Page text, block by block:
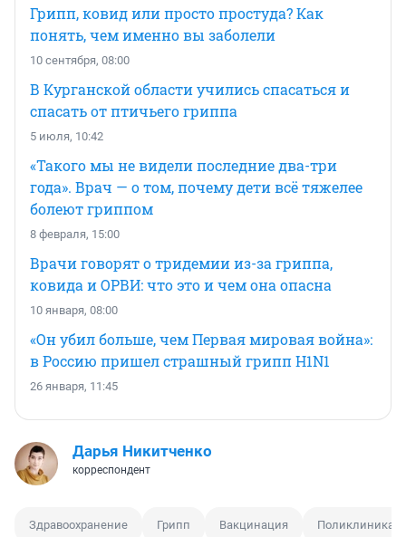
Грипп, ковид или просто простуда? Как
понять, чем именно вы заболели
10 сентября, 08:00
В Курганской области учились спасаться и
спасать от птичьего гриппа
5 июля, 10:42
«Такого мы не видели последние два-три
года». Врач — о том, почему дети всё тяжелее
болеют гриппом
8 февраля, 15:00
Врачи говорят о тридемии из-за гриппа,
ковида и ОРВИ: что это и чем она опасна
10 января, 08:00
«Он убил больше, чем Первая мировая война»:
в Россию пришел страшный грипп H1N1
26 января, 11:45
Дарья Никитченко
корреспондент
Здравоохранение Грипп Вакцинация Поликлиника